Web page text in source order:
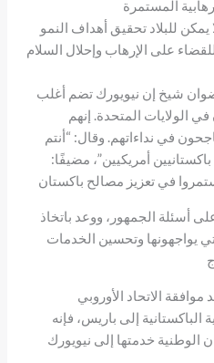
المستمرة
يمكن للبلاد تحقيق أهداف النمو
على الإرهاب وإحلال السلام
شيخ إن نيويورك تضم أغلب
الولايات المتحدة. إنهم
في نداءاتهم. وقال: “أنتم
أمريكيين”، مضيفًا:
في تعزيز مصالح باكستان
أسئلة الجمهور، ووعد باتخاذ
يواجهونها وتحسين الخدمات
موافقة الاتحاد الأوروبي
إلى باريس، فإنه
الوطنية خدمتها إلى نيويورك